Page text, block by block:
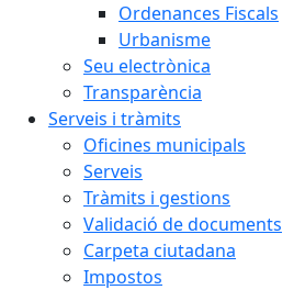
Ordenances Fiscals
Urbanisme
Seu electrònica
Transparència
Serveis i tràmits
Oficines municipals
Serveis
Tràmits i gestions
Validació de documents
Carpeta ciutadana
Impostos